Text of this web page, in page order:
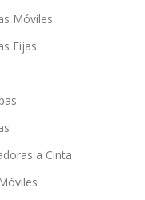
Móviles
Fijas
a Cinta